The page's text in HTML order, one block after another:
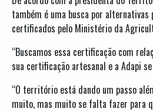
também é uma busca por
certificados pelo Ministério da
“Buscamos essa certificação com
sua certificação artesanal e a Adapi
“O território está dando um passo
muito, mas muito se falta fazer para